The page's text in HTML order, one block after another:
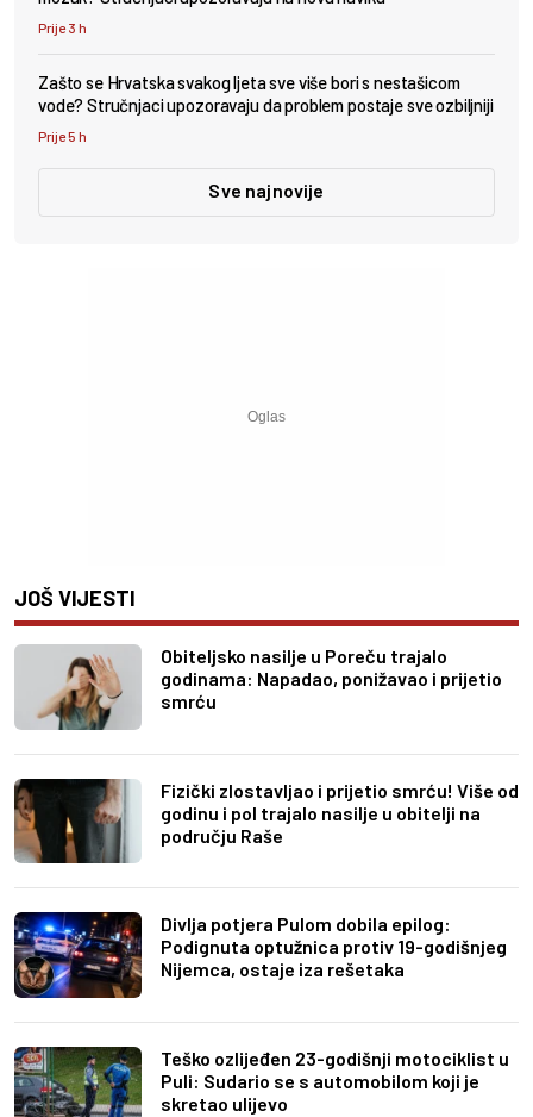
Prije 3 h
Zašto se Hrvatska svakog ljeta sve više bori s nestašicom
vode? Stručnjaci upozoravaju da problem postaje sve ozbiljniji
Prije 5 h
Sve najnovije
JOŠ VIJESTI
Obiteljsko nasilje u Poreču trajalo
godinama: Napadao, ponižavao i prijetio
smrću
Fizički zlostavljao i prijetio smrću! Više od
godinu i pol trajalo nasilje u obitelji na
području Raše
Divlja potjera Pulom dobila epilog:
Podignuta optužnica protiv 19-godišnjeg
Nijemca, ostaje iza rešetaka
Teško ozlijeđen 23-godišnji motociklist u
Puli: Sudario se s automobilom koji je
skretao ulijevo